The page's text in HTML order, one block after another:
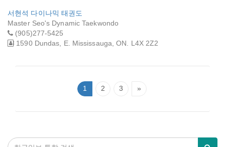
서현석 다이나믹 태권도
Master Seo's Dynamic Taekwondo
(905)277-5425
1590 Dundas, E. Mississauga, ON. L4X 2Z2
1 2 3 »